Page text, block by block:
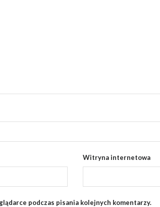
Witryna internetowa
podczas pisania kolejnych komentarzy.